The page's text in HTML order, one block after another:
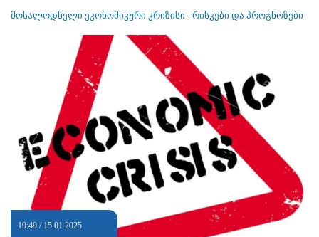
მოსალოდნელი ეკონომიკური კრიზისი - რისკები და პროგნოზები
19:49 / 15.01.2025